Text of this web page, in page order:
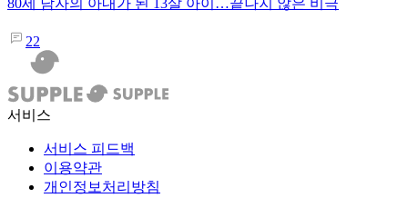
22
서비스
서비스 피드백
이용약관
개인정보처리방침